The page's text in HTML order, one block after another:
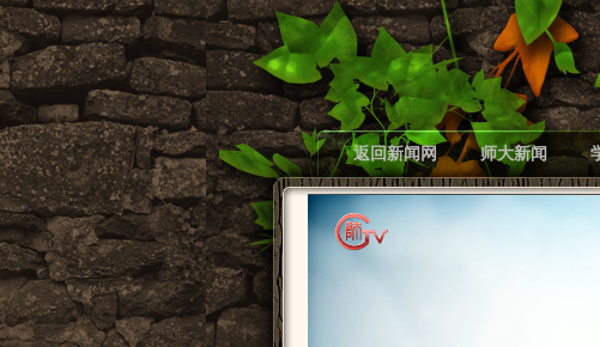
返回新闻网 师大新闻
脱贫攻坚